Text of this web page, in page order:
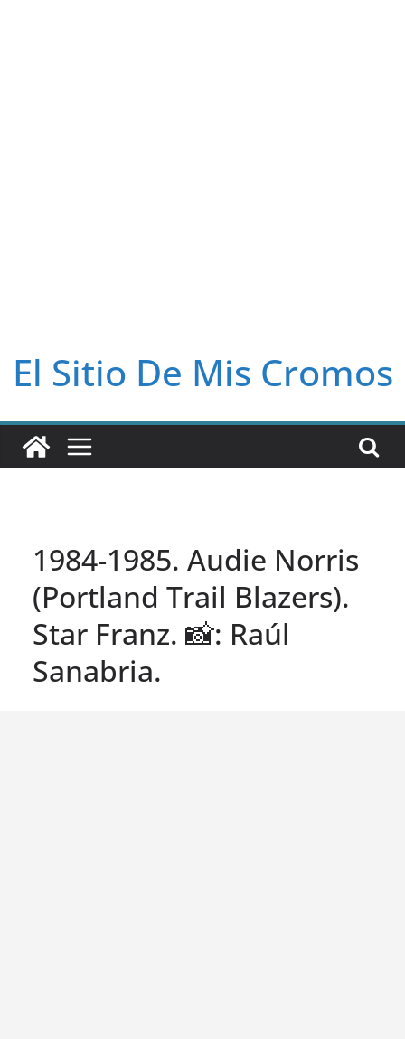
El Sitio De Mis Cromos
1984-1985. Audie Norris
(Portland Trail Blazers).
Star Franz. 📸: Raúl
Sanabria.